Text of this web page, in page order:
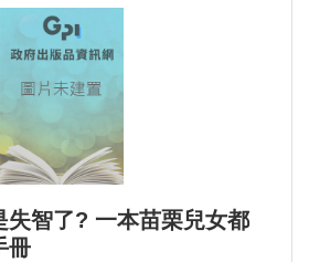
失智了? 一本苗栗兒女都
冊